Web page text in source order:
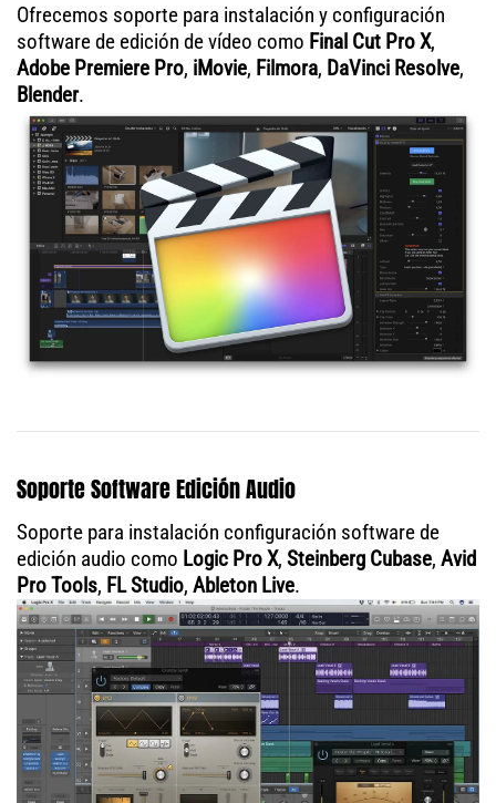
Ofrecemos soporte para instalación y configuración
software de edición de vídeo como Final Cut Pro X,
Adobe Premiere Pro, iMovie, Filmora, DaVinci Resolve,
Blender.
Soporte Software Edición Audio
Soporte para instalación configuración software de
edición audio como Logic Pro X, Steinberg Cubase, Avid
Pro Tools, FL Studio, Ableton Live.